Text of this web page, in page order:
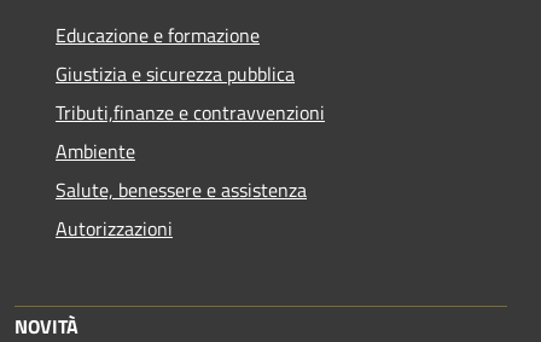
Educazione e formazione
Giustizia e sicurezza pubblica
Tributi,finanze e contravvenzioni
Ambiente
Salute, benessere e assistenza
Autorizzazioni
NOVITÀ